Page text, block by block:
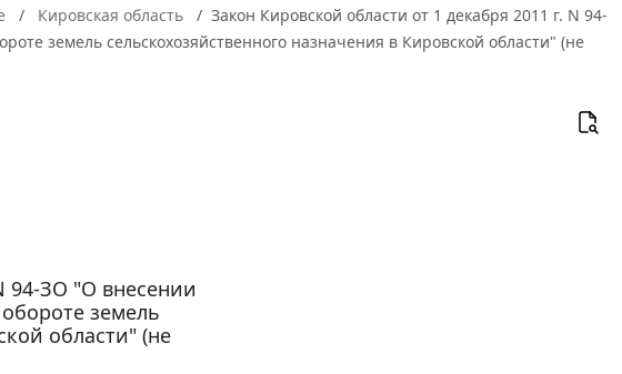
Кировская область
Закон Кировской области от 1 декабря 2011 г. N 94-
земель сельскохозяйственного назначения в Кировской области" (не
94-ЗО "О внесении
земель
области" (не